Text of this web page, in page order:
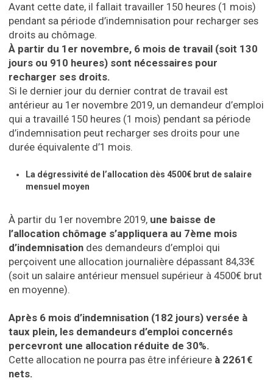
Avant cette date, il fallait travailler 150 heures (1 mois)
pendant sa période d’indemnisation pour recharger ses
droits au chômage.
À partir du 1er novembre, 6 mois de travail (soit 130
jours ou 910 heures) sont nécessaires pour
recharger ses droits.
Si le dernier jour du dernier contrat de travail est
antérieur au 1er novembre 2019, un demandeur d’emploi
qui a travaillé 150 heures (1 mois) pendant sa période
d’indemnisation peut recharger ses droits pour une
durée équivalente d’1 mois.
La dégressivité de l’allocation dès 4500€ brut de salaire
mensuel moyen
À partir du 1er novembre 2019, une baisse de
l’allocation chômage s’appliquera au 7ème mois
d’indemnisation des demandeurs d’emploi qui
perçoivent une allocation journalière dépassant 84,33€
(soit un salaire antérieur mensuel supérieur à 4500€ brut
en moyenne).
Après 6 mois d’indemnisation (182 jours) versée à
taux plein, les demandeurs d’emploi concernés
percevront une allocation réduite de 30%.
Cette allocation ne pourra pas être inférieure à 2261€
nets.